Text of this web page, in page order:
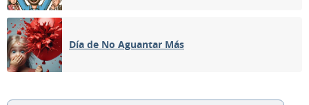
Día de No Aguantar Más